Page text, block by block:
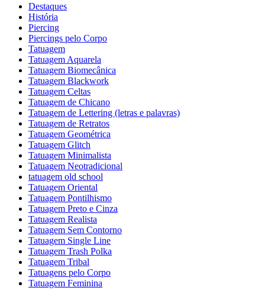
Destaques
História
Piercing
Piercings pelo Corpo
Tatuagem
Tatuagem Aquarela
Tatuagem Biomecânica
Tatuagem Blackwork
Tatuagem Celtas
Tatuagem de Chicano
Tatuagem de Lettering (letras e palavras)
Tatuagem de Retratos
Tatuagem Geométrica
Tatuagem Glitch
Tatuagem Minimalista
Tatuagem Neotradicional
tatuagem old school
Tatuagem Oriental
Tatuagem Pontilhismo
Tatuagem Preto e Cinza
Tatuagem Realista
Tatuagem Sem Contorno
Tatuagem Single Line
Tatuagem Trash Polka
Tatuagem Tribal
Tatuagens pelo Corpo
Tatuagem Feminina